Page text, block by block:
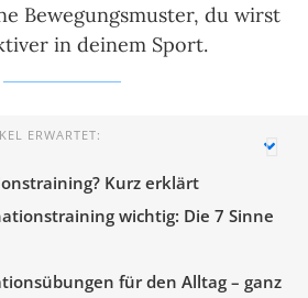
Bewegungsmuster, du wirst
in deinem Sport.
ERWARTET:
Kurz erklärt
wichtig: Die 7 Sinne
für den Alltag – ganz